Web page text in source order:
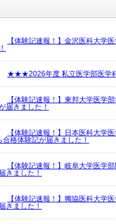
【体験記速報！】金沢医科大学
★★★2026年度 私立医学部医学
【体験記速報！】東邦大学医学
届きました！
【体験記速報！】日本医科大学
合格体験記が届きました！
【体験記速報！】岐阜大学医学
きました！
【体験記速報！】獨協医科大学
きました！